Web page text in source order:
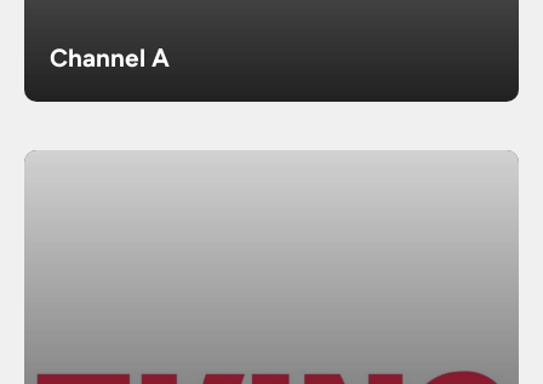
Channel A